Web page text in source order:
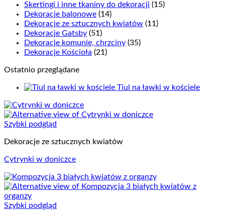
Skertingi i inne tkaniny do dekoracji (15)
Dekoracje balonowe (14)
Dekoracje ze sztucznych kwiatów (11)
Dekoracje Gatsby (51)
Dekoracje komunie, chrzciny (35)
Dekoracje Kościoła (21)
Ostatnio przeglądane
Tiul na ławki w kościele
Szybki podgląd
Dekoracje ze sztucznych kwiatów
Cytrynki w doniczce
Szybki podgląd